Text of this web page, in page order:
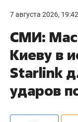
7 августа 2026, 19:42
СМИ:
Киеву в
Starlink
ударов